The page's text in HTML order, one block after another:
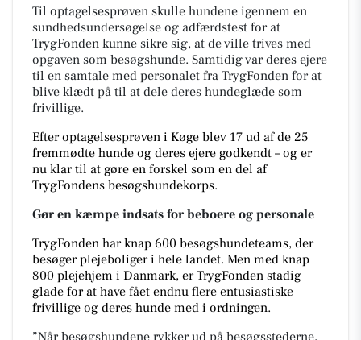
Til optagelsesprøven skulle hundene igennem en
sundhedsundersøgelse og adfærdstest for at
TrygFonden kunne sikre sig, at de ville trives med
opgaven som besøgshunde. Samtidig var deres ejere
til en samtale med personalet fra TrygFonden for at
blive klædt på til at dele deres hundeglæde som
frivillige.
Efter optagelsesprøven i Køge blev 17 ud af de 25
fremmødte hunde og deres ejere godkendt – og er
nu klar til at gøre en forskel som en del af
TrygFondens besøgshundekorps.
Gør en kæmpe indsats for beboere og personale
TrygFonden har knap 600 besøgshundeteams, der
besøger plejeboliger i hele landet. Men med knap
800 plejehjem i Danmark, er TrygFonden stadig
glade for at have fået endnu flere entusiastiske
frivillige og deres hunde med i ordningen.
”Når besøgshundene rykker ud på besøgsstederne,